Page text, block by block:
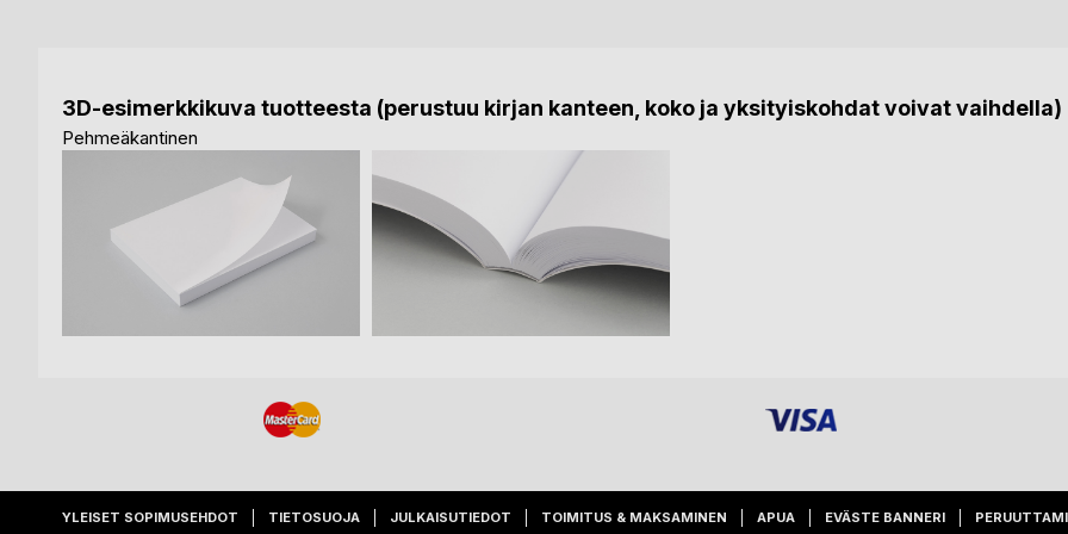
3D-esimerkkikuva tuotteesta (perustuu kirjan kanteen, koko ja yksityiskohdat voivat vaihdella)
Pehmeäkantinen
YLEISET SOPIMUSEHDOT TIETOSUOJA JULKAISUTIEDOT TOIMITUS & MAKSAMINEN APUA EVÄSTE BANNERI